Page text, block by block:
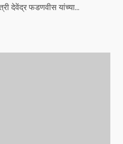
देवेंद्र फडणवीस यांच्या...